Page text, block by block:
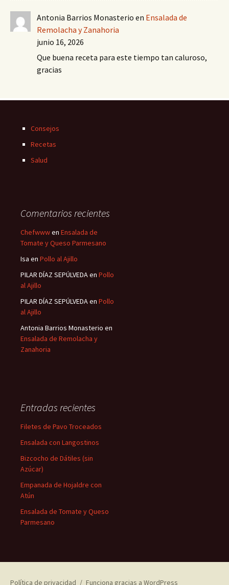
Antonia Barrios Monasterio en Ensalada de
Remolacha y Zanahoria
junio 16, 2026
Que buena receta para este tiempo tan caluroso,
gracias
Consejos
Recetas
Salud
Comentarios recientes
Chefwwwen Ensalada de
Tomate y Queso Parmesano
Isa en Pollo al Ajillo
PILAR DÍAZ SEPÚLVEDAen Pollo
al Ajillo
PILAR DÍAZ SEPÚLVEDAen Pollo
al Ajillo
Antonia Barrios Monasterio en
Ensalada de Remolacha y
Zanahoria
Entradas recientes
Filetes de Pavo Troceados
Ensalada con Langostinos
Bizcocho de Dátiles (sin
Azúcar)
Empanada de Hojaldre con
Atún
Ensalada de Tomate y Queso
Parmesano
Política de privacidad Funciona gracias a WordPress